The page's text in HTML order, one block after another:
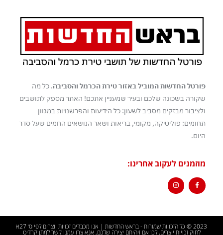
פורטל החדשות המוביל באזור טירת הכרמל והסביבה. כל מה
שקורה בשכונה שלכם ובעיר שמעניין אתכם! האתר מספק לתושבים
ולציבור מבזקים מסביב לשעון: כל הידיעות והפרשנויות במגוון
תחומים: פוליטיקה, מקומי, בריאות ושאר הנושאים החמים שעל סדר
היום.
מוזמנים לעקוב אחרינו:
2023 © כל הזכויות שמורות - בראש החדשות | אנו מכבדים זכויות יוצרים לפי ס׳ 27א
לחוק זכויות יוצרים, לכן אם זיהיתם יצירה שלכם, אנא צרו עמנו קשר למתן קרדיט